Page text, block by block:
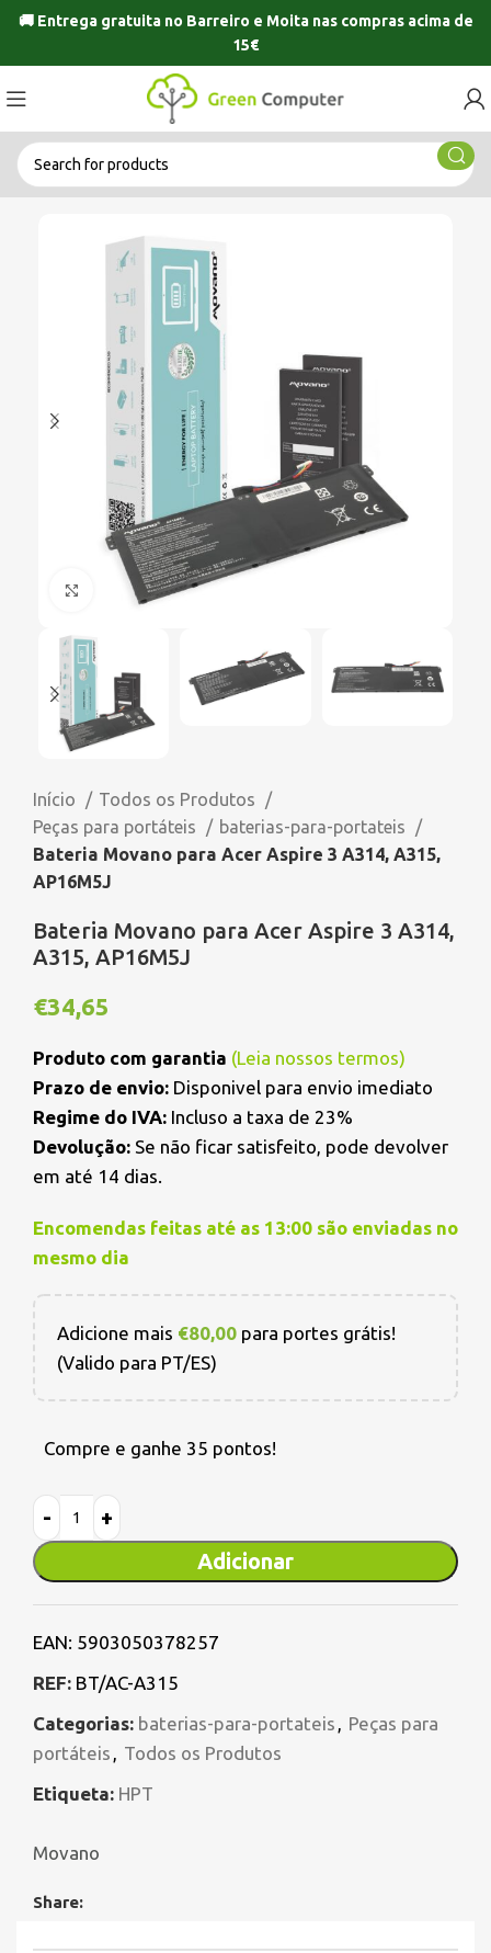
🚚 Entrega gratuita no Barreiro e Moitanas compras acima de
15€
Click to enlarge
Início
Todos os Produtos
Peças para portáteis
baterias-para-portateis
Bateria Movano para Acer Aspire 3 A314, A315,
AP16M5J
Bateria Movano para Acer Aspire 3 A314,
A315, AP16M5J
€34,65
Produto com garantia (Leia nossos termos)
Prazo de envio: Disponivel para envio imediato
Regime do IVA: Incluso a taxa de 23%
Devolução: Se não ficar satisfeito, pode devolver
em até 14 dias.
Encomendas feitas até as 13:00 são enviadas no
mesmo dia
Adicione mais €80,00 para portes grátis!
(Valido para PT/ES)
Compre e ganhe 35 pontos!
Adicionar
EAN: 5903050378257
REF: BT/AC-A315
Categorias: baterias-para-portateis , Peças para
portáteis , Todos os Produtos
Etiqueta: HPT
Movano
Share: